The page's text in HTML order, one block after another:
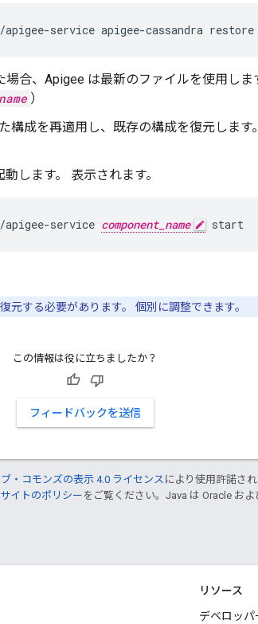
service apigee-cassandra restore
合、Apigee は最新のファイルを使用しま
）
構成を再適用し、既存の構成を復元しま
します。 表示されます。
service component_name start
元する必要があります。 個別に調整できます。
この情報は役に立ちましたか？
フィードバックを送信
・コモンズの表示 4.0 ライセンス により使用許諾さ
イトのポリシー をご覧ください。Java は Oracle およ
リソース
デベロッ